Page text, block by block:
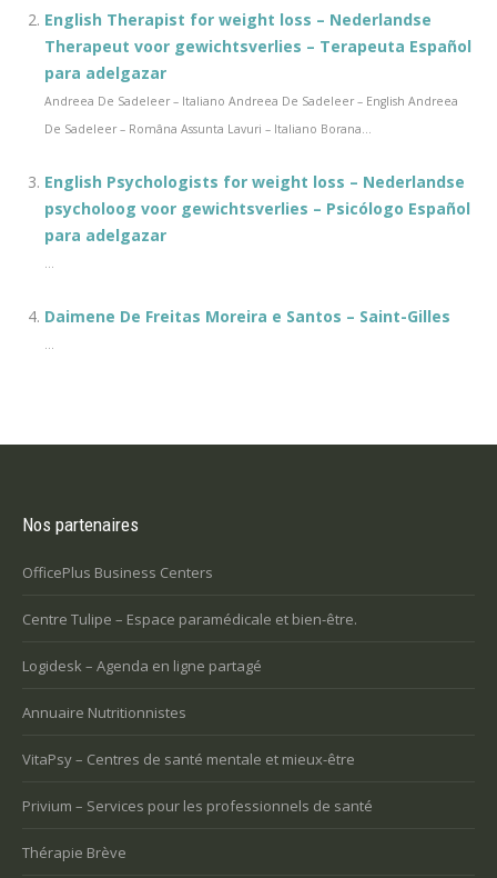
English Therapist for weight loss – Nederlandse
Therapeut voor gewichtsverlies – Terapeuta Español
para adelgazar
Andreea De Sadeleer – Italiano Andreea De Sadeleer – English Andreea
De Sadeleer – Româna Assunta Lavuri – Italiano Borana...
English Psychologists for weight loss – Nederlandse
psycholoog voor gewichtsverlies – Psicólogo Español
para adelgazar
Daimene De Freitas Moreira e Santos – Saint-Gilles
Nos partenaires
OfficePlus Business Centers
Centre Tulipe – Espace paramédicale et bien-être.
Logidesk – Agenda en ligne partagé
Annuaire Nutritionnistes
VitaPsy – Centres de santé mentale et mieux-être
Privium – Services pour les professionnels de santé
Thérapie Brève